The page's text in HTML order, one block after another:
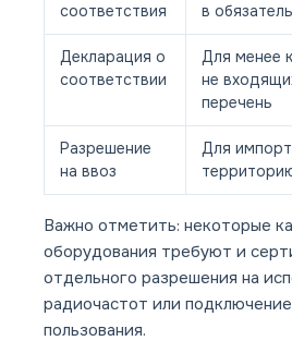
соответствия
в
Декларация о
соответствии
Для менее
не
перечень
Разрешение
на ввоз
Для
Важно отметить: некоторые
оборудования требуют и
отдельного разрешения на
радиочастот или
пользования.